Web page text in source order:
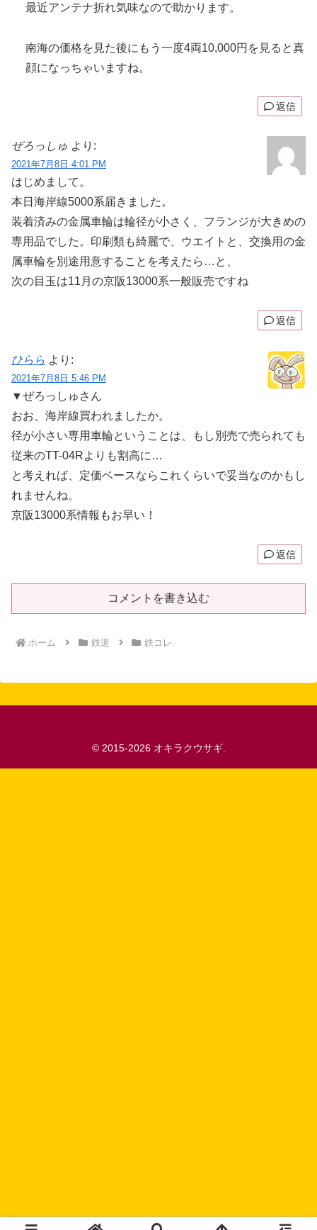
最近アンテナ折れ気味なので助かります。
南海の価格を見た後にもう一度4両10,000円を見ると真
顔になっちゃいますね。
返信
ぜろっしゅ より:
2021年7月8日 4:01 PM
はじめまして。
本日海岸線5000系届きました。
装着済みの金属車輪は輪径が小さく、フランジが大きめの
専用品でした。印刷類も綺麗で、ウエイトと、交換用の金
属車輪を別途用意することを考えたら…と、
次の目玉は11月の京阪13000系一般販売ですね
返信
ひらら より:
2021年7月8日 5:46 PM
▼ぜろっしゅさん
おお、海岸線買われましたか。
径が小さい専用車輪ということは、もし別売で売られても
従来のTT-04Rよりも割高に…
と考えれば、定価ベースならこれくらいで妥当なのかもし
れませんね。
京阪13000系情報もお早い！
返信
コメントを書き込む
ホーム 鉄道 鉄コレ
© 2015-2026 オキラクウサギ.